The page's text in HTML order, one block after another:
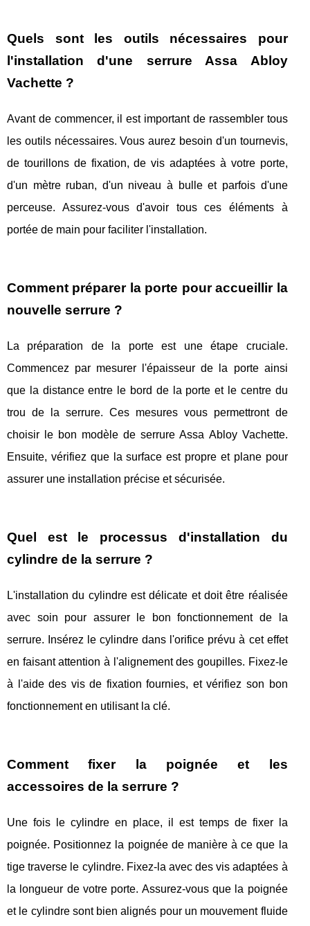
Quels sont les outils nécessaires pour
l'installation d'une serrure Assa Abloy
Vachette ?
Avant de commencer, il est important de rassembler tous
les outils nécessaires. Vous aurez besoin d'un tournevis,
de tourillons de fixation, de vis adaptées à votre porte,
d'un mètre ruban, d'un niveau à bulle et parfois d'une
perceuse. Assurez-vous d'avoir tous ces éléments à
portée de main pour faciliter l'installation.
Comment préparer la porte pour accueillir la
nouvelle serrure ?
La préparation de la porte est une étape cruciale.
Commencez par mesurer l'épaisseur de la porte ainsi
que la distance entre le bord de la porte et le centre du
trou de la serrure. Ces mesures vous permettront de
choisir le bon modèle de serrure Assa Abloy Vachette.
Ensuite, vérifiez que la surface est propre et plane pour
assurer une installation précise et sécurisée.
Quel est le processus d'installation du
cylindre de la serrure ?
L'installation du cylindre est délicate et doit être réalisée
avec soin pour assurer le bon fonctionnement de la
serrure. Insérez le cylindre dans l'orifice prévu à cet effet
en faisant attention à l'alignement des goupilles. Fixez-le
à l'aide des vis de fixation fournies, et vérifiez son bon
fonctionnement en utilisant la clé.
Comment fixer la poignée et les
accessoires de la serrure ?
Une fois le cylindre en place, il est temps de fixer la
poignée. Positionnez la poignée de manière à ce que la
tige traverse le cylindre. Fixez-la avec des vis adaptées à
la longueur de votre porte. Assurez-vous que la poignée
et le cylindre sont bien alignés pour un mouvement fluide